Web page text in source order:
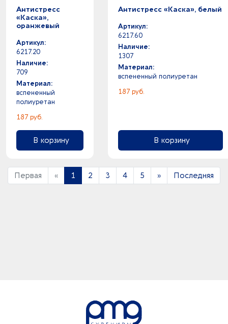
Антистресс
«Каска»,
оранжевый
Артикул:
6217.20
Наличие:
709
Материал:
вспененный
полиуретан
187 руб.
В корзину
Антистресс «Каска», белый
Артикул:
6217.60
Наличие:
1307
Материал:
вспененный полиуретан
187 руб.
В корзину
Первая « 1 2 3 4 5 » Последняя